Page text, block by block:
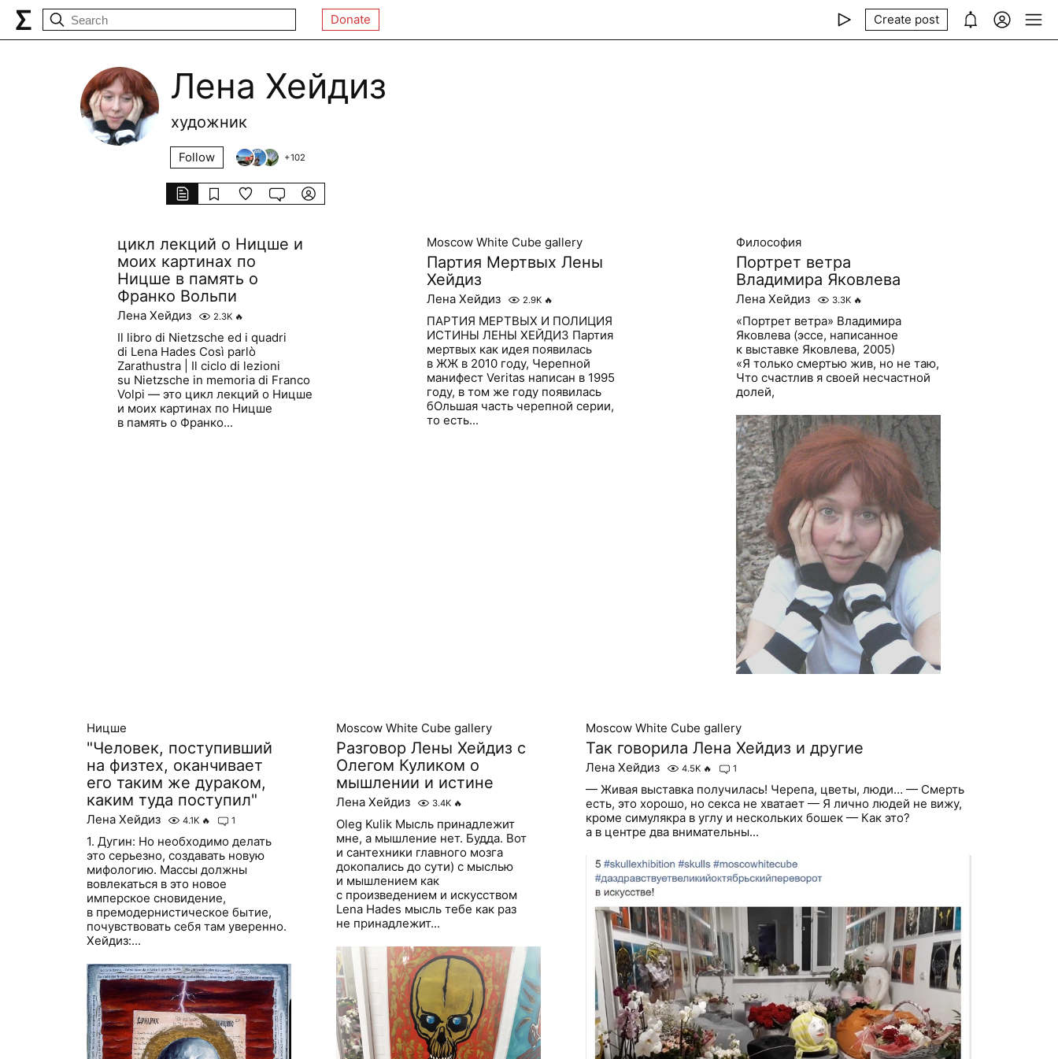
Donate Create post
Лена Хейдиз
художник
Follow +102
цикл лекций о Ницше и
моих картинах по
Ницше в память о
Франко Вольпи
Лена Хейдиз 2.3K 🔥
Il libro di Nietzsche ed i quadri
di Lena Hades Così parlò
Zarathustra | Il ciclo di lezioni
su Nietzsche in memoria di Franco
Volpi — это цикл лекций о Ницше
и моих картинах по Ницше
в память о Франко...
Moscow White Cube gallery
Партия Мертвых Лены
Хейдиз
Лена Хейдиз 2.9K 🔥
ПАРТИЯ МЕРТВЫХ И ПОЛИЦИЯ
ИСТИНЫ ЛЕНЫ ХЕЙДИЗ Партия
мертвых как идея появилась
в ЖЖ в 2010 году, Черепной
манифест Veritas написан в 1995
году, в том же году появилась
бОльшая часть черепной серии,
то есть...
Философия
Портрет ветра
Владимира Яковлева
Лена Хейдиз 3.3K 🔥
«Портрет ветра» Владимира
Яковлева (эссе, написанное
к выставке Яковлева, 2005)
«Я только смертью жив, но не таю,
Что счастлив я своей несчастной
долей,
Ницше
"Человек, поступивший
на физтех, оканчивает
его таким же дураком,
каким туда поступил"
Лена Хейдиз 4.1K 🔥 1
1. Дугин: Но необходимо делать
это серьезно, создавать новую
мифологию. Массы должны
вовлекаться в это новое
имперское сновидение,
в премодернистическое бытие,
почувствовать себя там уверенно.
Хейдиз:...
Moscow White Cube gallery
Разговор Лены Хейдиз с
Олегом Куликом о
мышлении и истине
Лена Хейдиз 3.4K 🔥
Oleg Kulik Мысль принадлежит
мне, а мышление нет. Будда. Вот
и сантехники главного мозга
докопались до сути) с мыслью
и мышлением как
с произведением и искусством
Lena Hades мысль тебе как раз
не принадлежит...
Moscow White Cube gallery
Так говорила Лена Хейдиз и другие
Лена Хейдиз 4.5K 🔥 1
— Живая выставка получилась! Черепа, цветы, люди… — Смерть
есть, это хорошо, но секса не хватает — Я лично людей не вижу,
кроме симулякра в углу и нескольких бошек — Как это?
а в центре два внимательны...